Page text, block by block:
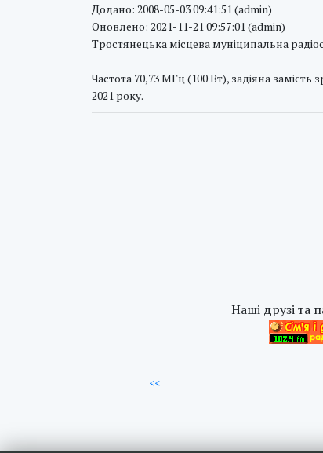
Додано: 2008-05-03 09:41:51 (admin)
Оновлено: 2021-11-21 09:57:01 (admin)
Тростянецька місцева муніципальна
Частота 70,73 МГц (100 Вт), задіяна замість
2021 року.
Наші друзі та
<<